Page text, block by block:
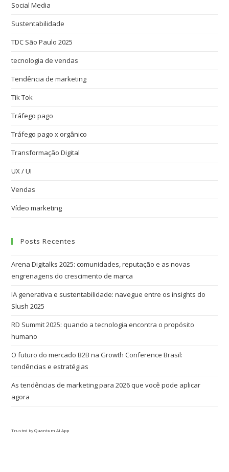
Social Media
Sustentabilidade
TDC São Paulo 2025
tecnologia de vendas
Tendência de marketing
Tik Tok
Tráfego pago
Tráfego pago x orgânico
Transformação Digital
UX / UI
Vendas
Vídeo marketing
Posts Recentes
Arena Digitalks 2025: comunidades, reputação e as novas
engrenagens do crescimento de marca
IA generativa e sustentabilidade: navegue entre os insights do
Slush 2025
RD Summit 2025: quando a tecnologia encontra o propósito
humano
O futuro do mercado B2B na Growth Conference Brasil:
tendências e estratégias
As tendências de marketing para 2026 que você pode aplicar
agora
Trusted byQuantum AI App